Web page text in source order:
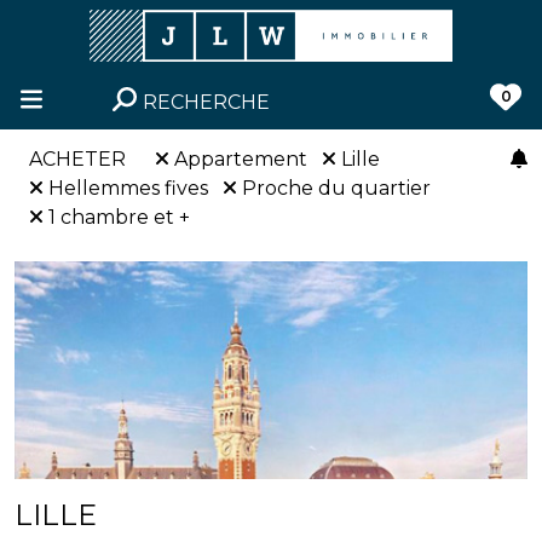
RECHERCHE 0
ACHETER Appartement
Lille
Hellemmes fives
Proche du quartier
1 chambre et +
LILLE